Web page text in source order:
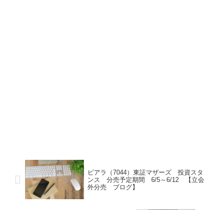
ピアラ（7044）東証マザーズ 投資スタ
ンス 分売予定期間 6/5～6/12 【立会
外分売 ブログ】